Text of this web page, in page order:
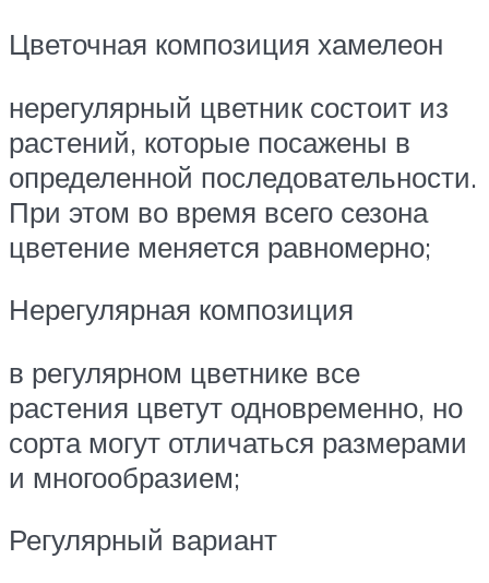
Цветочная композиция хамелеон
нерегулярный цветник состоит из
растений, которые посажены в
определенной последовательности.
При этом во время всего сезона
цветение меняется равномерно;
Нерегулярная композиция
в регулярном цветнике все
растения цветут одновременно, но
сорта могут отличаться размерами
и многообразием;
Регулярный вариант